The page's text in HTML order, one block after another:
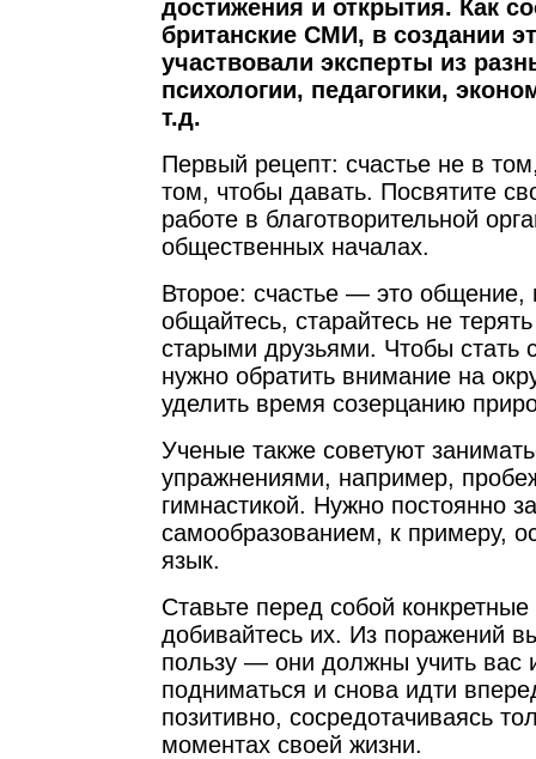
достижения и открытия. Как
британские СМИ, в создании
участвовали эксперты из
психологии, педагогики,
т.д.
Первый рецепт: счастье не в
том, чтобы давать. Посвятите
работе в благотворительной
общественных началах.
Второе: счастье — это общение,
общайтесь, старайтесь не терять
старыми друзьями. Чтобы стать
нужно обратить внимание на
уделить время созерцанию
Ученые также советуют
упражнениями, например,
гимнастикой. Нужно постоянно
самообразованием, к примеру,
язык.
Ставьте перед собой
добивайтесь их. Из поражений
пользу — они должны учить вас
подниматься и снова идти
позитивно, сосредотачиваясь
моментах своей жизни.